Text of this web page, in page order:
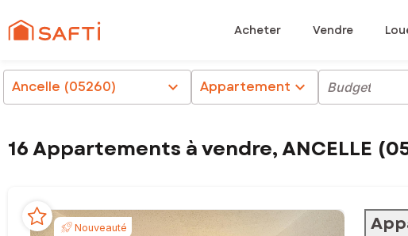
Acheter Vendre
Ancelle (05260) chevron_right Appartement chevron_right Budget
16 Appartements à vendre, ANCELLE
Nouveauté